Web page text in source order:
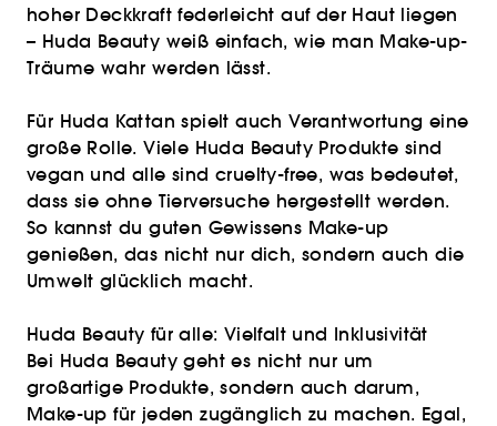
hoher Deckkraft federleicht auf der Haut liegen
– Huda Beauty weiß einfach, wie man Make-up-
Träume wahr werden lässt.
Für Huda Kattan spielt auch Verantwortung eine
große Rolle. Viele Huda Beauty Produkte sind
vegan und alle sind cruelty-free, was bedeutet,
dass sie ohne Tierversuche hergestellt werden.
So kannst du guten Gewissens Make-up
genießen, das nicht nur dich, sondern auch die
Umwelt glücklich macht.
Huda Beauty für alle: Vielfalt und Inklusivität
Bei Huda Beauty geht es nicht nur um
großartige Produkte, sondern auch darum,
Make-up für jeden zugänglich zu machen. Egal,